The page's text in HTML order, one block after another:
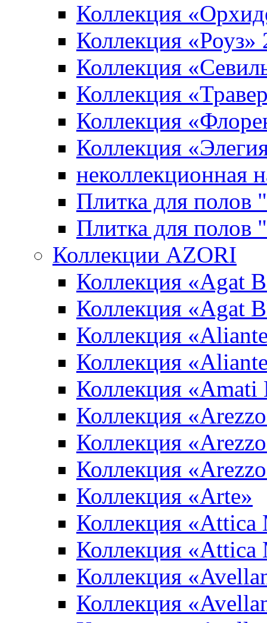
Коллекция
Коллекция «Роуз»
Коллекция
Коллекция
Коллекция
Коллекция
неколлекционная
Плитка для полов
Плитка для
Коллекции AZORI
Коллекция «Agat
Коллекция «Agat
Коллекция
Коллекция
Коллекция «Amati
Коллекция
Коллекция
Коллекция
Коллекция «Arte»
Коллекция «Attica
Коллекция «Attica
Коллекция
Коллекция